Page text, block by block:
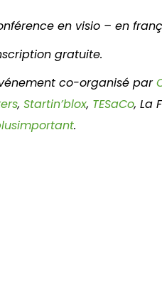
en visio – en
gratuite.
co-organisé par
, Startin’blox, TESaCo, La
.